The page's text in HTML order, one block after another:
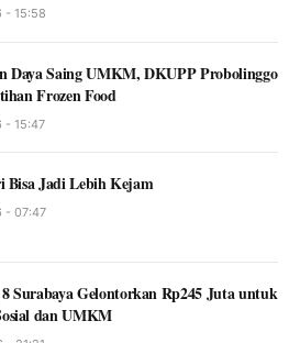
- 15:58
Daya Saing UMKM, DKUPP Probolinggo
Frozen Food
- 15:47
Bisa Jadi Lebih Kejam
- 07:47
Surabaya Gelontorkan Rp245 Juta untuk
dan UMKM